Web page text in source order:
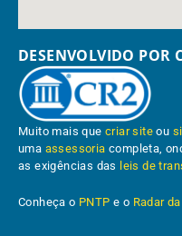
DESENVOLVIDO POR
Muito mais quecriar site ou
uma assessoria completa,
as exigências das leis de
Conheça o PNTP e o Radar